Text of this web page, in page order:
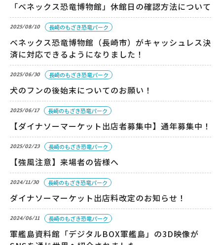
「ベネックス恐竜博物館」休館日の確認方法について
2025/08/10 長崎のもざき恐竜パーク
ベネックス恐竜博物館（長崎市）がキャッシュレス決
済に対応できるようになりました！
2025/06/30 長崎のもざき恐竜パーク
犬のフンの後始末についてのお願い！
2025/06/17 長崎のもざき恐竜パーク
【ダイナソーマーケット出店者募集中】通年募集中！
2025/02/23 長崎のもざき恐竜パーク
【強風注意】来場者の皆様へ
2024/11/30 長崎のもざき恐竜パーク
ダイナソーマーケット出店料改定のお知らせ！
2024/06/11 長崎のもざき恐竜パーク
軍艦島資料館「デジタルBOX軍艦島」の3D映像が